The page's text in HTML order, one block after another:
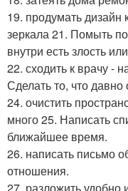
19. продумать
зеркала 21. Помыть
внутри есть злость
22. сходить к врачу -
Сделать то, что
24. очистить
много 25. Написать
ближайшее время.
26. написать письмо
отношения.